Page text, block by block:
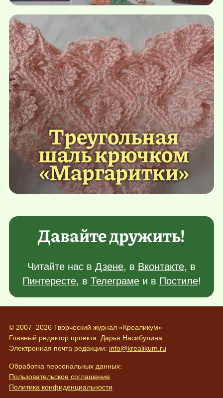
Треугольная
шаль крючком
«Маргаритки»
Давайте дружить!
Читайте нас в Дзене, в Вконтакте, в
Пинтересте, в Телеграмеи в Постиле!
© 2007–2026 Творческий журнал «Креаликум»
Главный редактор проекта: Дарья Насибулина
Электронная почта редакции: info@krealikum.ru
Обработка персональных данных:
Пользовательское соглашение
Политика конфиденциальности